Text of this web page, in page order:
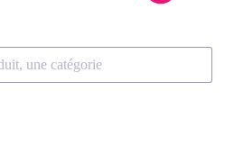
une catégorie